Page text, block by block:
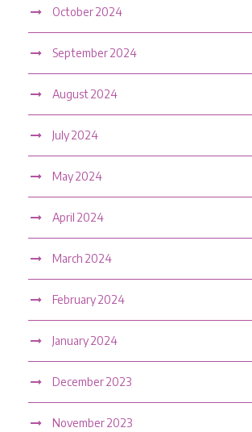
October 2024
September 2024
August 2024
July 2024
May 2024
April 2024
March 2024
February 2024
January 2024
December 2023
November 2023